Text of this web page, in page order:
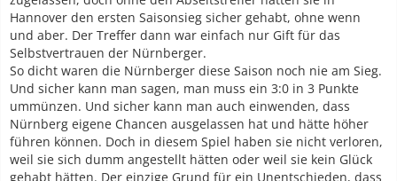
Hannover den ersten Saisonsieg sicher gehabt, ohne wenn
und aber. Der Treffer dann war einfach nur Gift für das
Selbstvertrauen der Nürnberger.
So dicht waren die Nürnberger diese Saison noch nie am Sieg.
Und sicher kann man sagen, man muss ein 3:0 in 3 Punkte
ummünzen. Und sicher kann man auch einwenden, dass
Nürnberg eigene Chancen ausgelassen hat und hätte höher
führen können. Doch in diesem Spiel haben sie nicht verloren,
weil sie sich dumm angestellt hätten oder weil sie kein Glück
gehabt hätten. Der einzige Grund für ein Unentschieden, dass